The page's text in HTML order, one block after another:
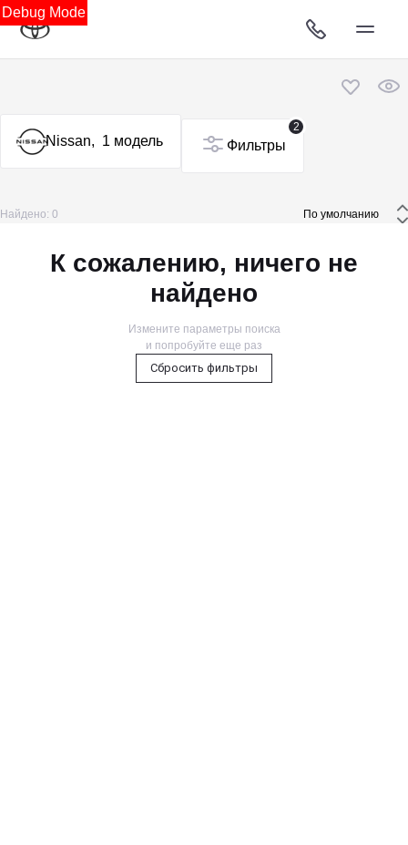
Debug Mode
Nissan, 1 модель
2
Фильтры
Найдено: 0
К сожалению, ничего не
найдено
Измените параметры поиска
и попробуйте еще раз
Сбросить фильтры